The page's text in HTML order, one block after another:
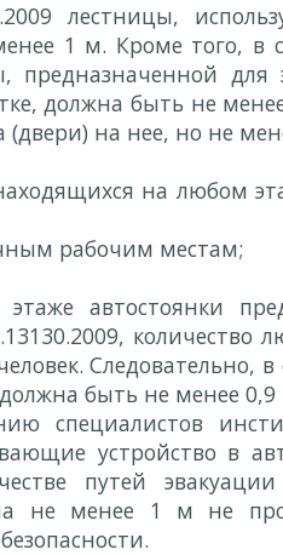
лестницы,
1 м. Кроме того, в
предназначенной
должна быть не
на нее, но не
на любом
рабочим местам;
автостоянки
количество
Следовательно,
быть не менее 0,9
специалистов
устройство в
путей эвакуации
не менее 1 м не